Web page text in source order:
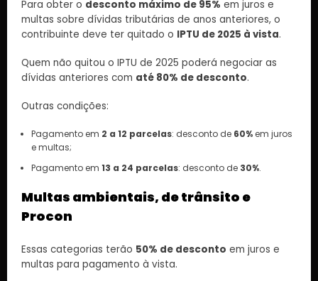
Para obter o desconto máximo de 95% em juros e
multas sobre dívidas tributárias de anos anteriores, o
contribuinte deve ter quitado o IPTU de 2025 à vista.
Quem não quitou o IPTU de 2025 poderá negociar as
dívidas anteriores com até 80% de desconto.
Outras condições:
Pagamento em 2 a 12 parcelas: desconto de 60%em juros
e multas;
Pagamento em 13 a 24 parcelas: desconto de 30%.
Multas ambientais, de trânsito e
Procon
Essas categorias terão 50% de desconto em juros e
multas para pagamento à vista.